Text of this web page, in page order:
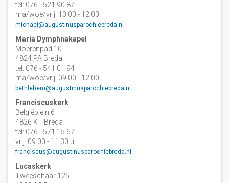
tel: 076 - 521 90 87
ma/woe/vrij: 10:00 - 12:00
michael@augustinusparochiebreda.nl
Maria Dymphnakapel
Moerenpad 10
4824 PA Breda
tel: 076 - 541 01 94
ma/woe/vrij: 09:00 - 12:00
bethlehem@augustinusparochiebreda.nl
Franciscuskerk
Belgiëplein 6
4826 KT Breda
tel: 076 - 571 15 67
vrij: 09:00 - 11.30 u
franciscus@augustinusparochiebreda.nl
Lucaskerk
Tweeschaar 125